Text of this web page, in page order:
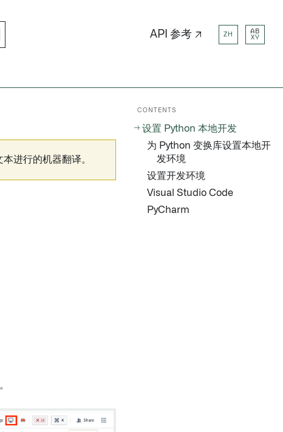
API 参考 ↗ ZH
AB
XY
进行的机器翻译。
CONTENTS
设置 Python 本地开发
为 Python 变换库设置本地开
发环境
设置开发环境
Visual Studio Code
PyCharm